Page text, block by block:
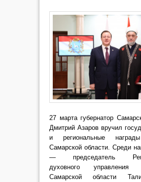
27 марта губернатор
Дмитрий Азаров вручил
и региональные
Самарской области. Среди
— председатель
духовного управления
Самарской области